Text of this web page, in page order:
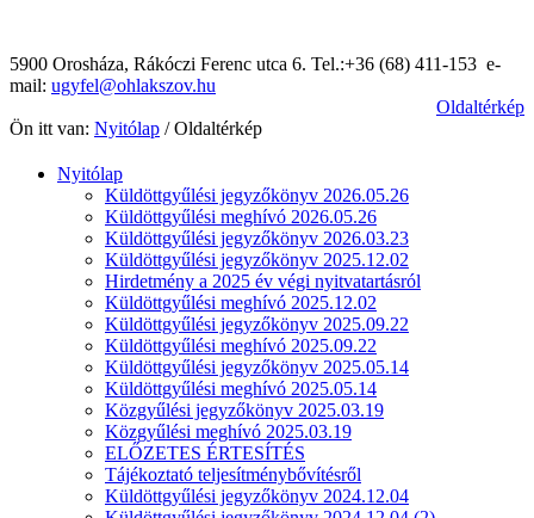
5900 Orosháza, Rákóczi Ferenc utca 6. Tel.:+36 (68) 411-153 e-
mail: ugyfel@ohlakszov.hu
Oldaltérkép
Ön itt van: Nyitólap /Oldaltérkép
Nyitólap
Küldöttgyűlési jegyzőkönyv 2026.05.26
Küldöttgyűlési meghívó 2026.05.26
Küldöttgyűlési jegyzőkönyv 2026.03.23
Küldöttgyűlési jegyzőkönyv 2025.12.02
Hirdetmény a 2025 év végi nyitvatartásról
Küldöttgyűlési meghívó 2025.12.02
Küldöttgyűlési jegyzőkönyv 2025.09.22
Küldöttgyűlési meghívó 2025.09.22
Küldöttgyűlési jegyzőkönyv 2025.05.14
Küldöttgyűlési meghívó 2025.05.14
Közgyűlési jegyzőkönyv 2025.03.19
Közgyűlési meghívó 2025.03.19
ELŐZETES ÉRTESÍTÉS
Tájékoztató teljesítménybővítésről
Küldöttgyűlési jegyzőkönyv 2024.12.04